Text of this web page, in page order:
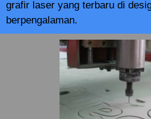
grafir laser yang terbaru di
berpengalaman.